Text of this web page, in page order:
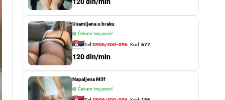
m
e
Usamljena u braku
🟢 Čekam tvoj poziv!
Tel:0906/400-096- Kod:677
120 din/min
Napaljena Milf
🟢 Čekam tvoj poziv!